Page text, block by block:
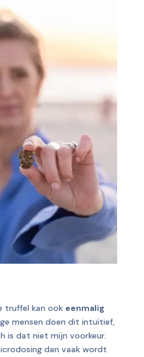
truffel kan ook eenmalig
mensen doen dit intuïtief,
is dat niet mijn voorkeur.
dan vaak wordt